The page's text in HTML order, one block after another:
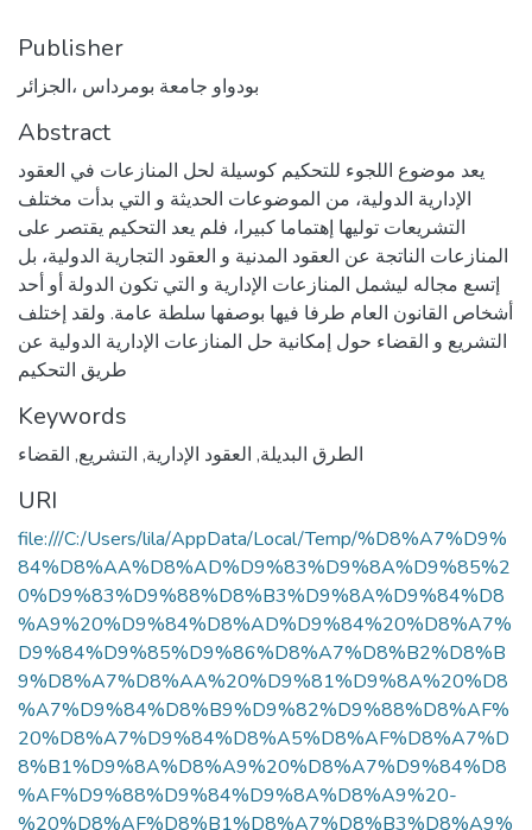
Publisher
بودواو جامعة بومرداس ،الجزائر
Abstract
يعد موضوع اللجوء للتحكيم كوسيلة لحل المنازعات في العقود
الإدارية الدولية، من الموضوعات الحديثة و التي بدأت مختلف
التشريعات توليها إهتماما كبيرا، فلم يعد التحكيم يقتصر على
المنازعات الناتجة عن العقود المدنية و العقود التجارية الدولية، بل
إتسع مجاله ليشمل المنازعات الإدارية و التي تكون الدولة أو أحد
أشخاص القانون العام طرفا فيها بوصفها سلطة عامة. ولقد إختلف
التشريع و القضاء حول إمكانية حل المنازعات الإدارية الدولية عن
طريق التحكيم
Keywords
الطرق البديلة, العقود الإدارية, التشريع, القضاء
URI
file:///C:/Users/lila/AppData/Local/Temp/%D8%A7%D9%
84%D8%AA%D8%AD%D9%83%D9%8A%D9%85%2
0%D9%83%D9%88%D8%B3%D9%8A%D9%84%D8
%A9%20%D9%84%D8%AD%D9%84%20%D8%A7%
D9%84%D9%85%D9%86%D8%A7%D8%B2%D8%B
9%D8%A7%D8%AA%20%D9%81%D9%8A%20%D8
%A7%D9%84%D8%B9%D9%82%D9%88%D8%AF%
20%D8%A7%D9%84%D8%A5%D8%AF%D8%A7%D
8%B1%D9%8A%D8%A9%20%D8%A7%D9%84%D8
%AF%D9%88%D9%84%D9%8A%D8%A9%20-
%20%D8%AF%D8%B1%D8%A7%D8%B3%D8%A9%